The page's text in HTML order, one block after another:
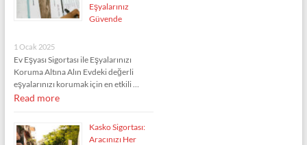
Eşyalarınız
Güvende
1 Ocak 2025
Ev Eşyası Sigortası ile Eşyalarınızı
Koruma Altına Alın Evdeki değerli
eşyalarınızı korumak için en etkili …
Read more
Kasko Sigortası:
Aracınızı Her